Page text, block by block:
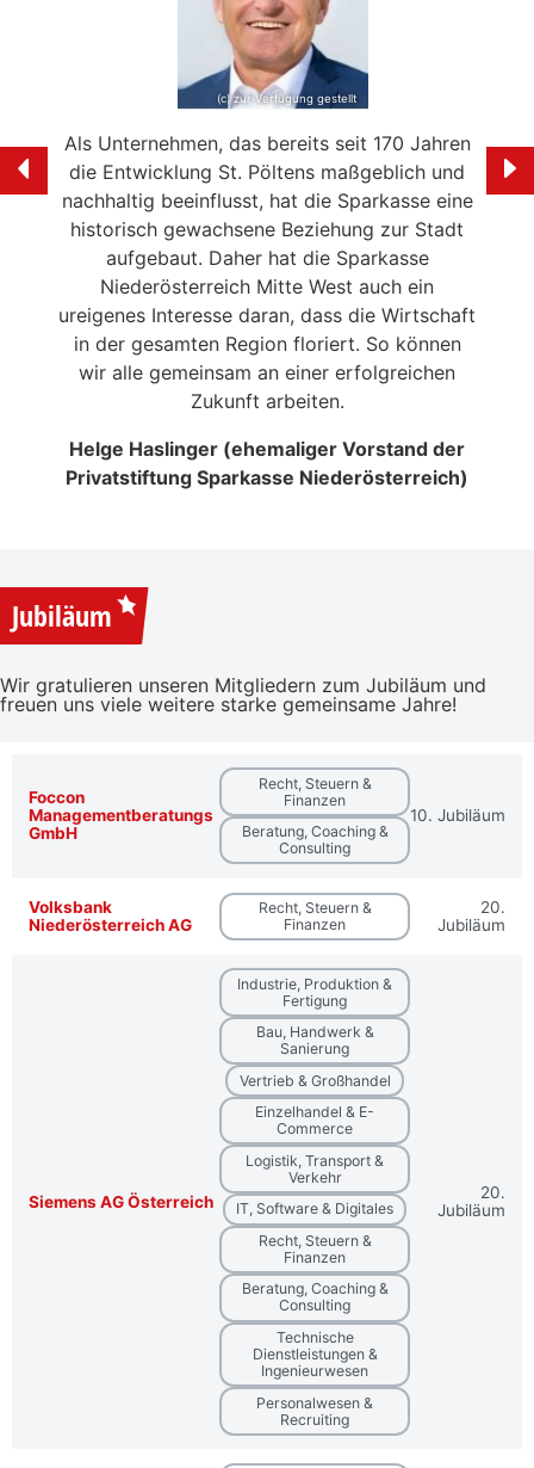
Als Unternehmen, das bereits seit 170 Jahren
die Entwicklung St. Pöltens maßgeblich und
nachhaltig beeinflusst, hat die Sparkasse eine
historisch gewachsene Beziehung zur Stadt
aufgebaut. Daher hat die Sparkasse
Niederösterreich Mitte West auch ein
ureigenes Interesse daran, dass die Wirtschaft
in der gesamten Region floriert. So können
wir alle gemeinsam an einer erfolgreichen
Zukunft arbeiten.
Helge Haslinger (ehemaliger Vorstand der
Privatstiftung Sparkasse Niederösterreich)
(c) zur Verfügung gestellt
Ich
Jubiläum
Wir gratulieren unseren Mitgliedern zum Jubiläum und
freuen uns viele weitere starke gemeinsame Jahre!
Foccon
Managementberatungs
GmbH
Recht, Steuern &
Finanzen
Beratung, Coaching &
Consulting
10. Jubiläum
Volksbank
Niederösterreich AG
Recht, Steuern &
Finanzen
20.
Jubiläum
Siemens AG Österreich
Industrie, Produktion &
Fertigung
Bau, Handwerk &
Sanierung
Vertrieb & Großhandel
Einzelhandel & E-
Commerce
Logistik, Transport &
Verkehr
IT, Software & Digitales
Recht, Steuern &
Finanzen
Beratung, Coaching &
Consulting
Technische
Dienstleistungen &
Ingenieurwesen
Personalwesen &
Recruiting
20.
Jubiläum